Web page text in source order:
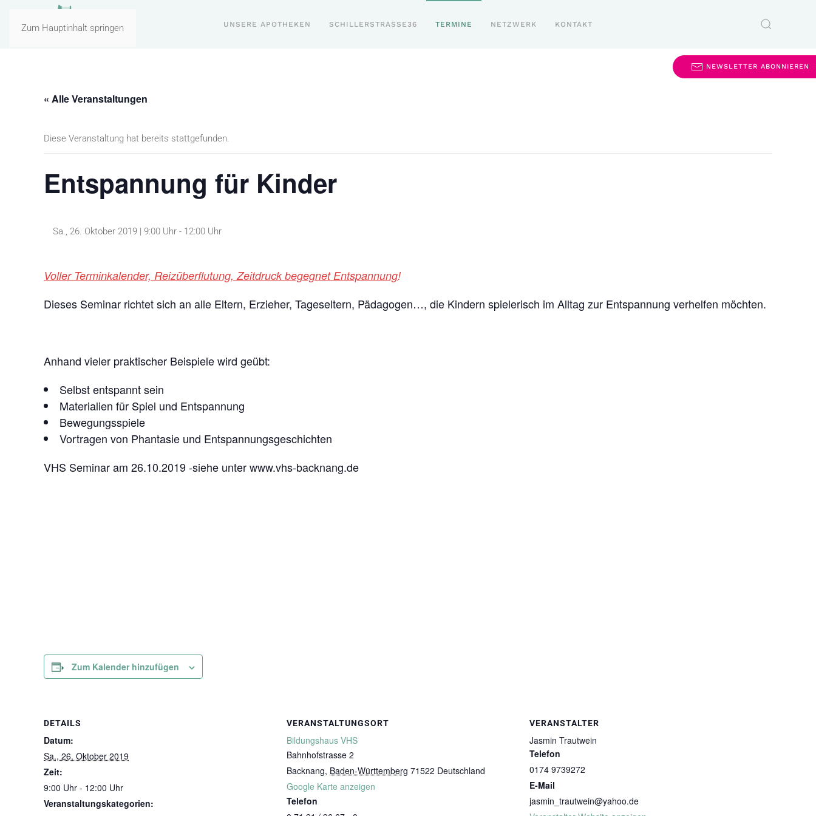
Zum Hauptinhalt springen UNSERE APOTHEKEN SCHILLERSTRASSE36 TERMINE NETZWERK KONTAKT
« Alle Veranstaltungen
Diese Veranstaltung hat bereits stattgefunden.
Entspannung für Kinder
Sa., 26. Oktober 2019 | 9:00 Uhr - 12:00 Uhr
Voller Terminkalender, Reizüberflutung, Zeitdruck begegnet Entspannung!
Dieses Seminar richtet sich an alle Eltern, Erzieher, Tageseltern, Pädagogen…, die Kindern spielerisch im Alltag zur Entspannung verhelfen möchten.
Anhand vieler praktischer Beispiele wird geübt:
Selbst entspannt sein
Materialien für Spiel und Entspannung
Bewegungsspiele
Vortragen von Phantasie und Entspannungsgeschichten
VHS Seminar am 26.10.2019 -siehe unter www.vhs-backnang.de
Zum Kalender hinzufügen
DETAILS
Datum:
Sa., 26. Oktober 2019
Zeit:
9:00 Uhr - 12:00 Uhr
Veranstaltungskategorien:
VERANSTALTUNGSORT
Bildungshaus VHS
Bahnhofstrasse 2
Backnang, Baden-Württemberg 71522 Deutschland
Google Karte anzeigen
Telefon
VERANSTALTER
Jasmin Trautwein
Telefon
0174 9739272
E-Mail
jasmin_trautwein@yahoo.de
NEWSLETTER ABONNIEREN